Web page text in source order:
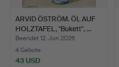
ARVID ÖSTRÖM. ÖL AUF
HOLZTAFEL, "Bukett", …
Beendet 12. Jun 2026
4 Gebote
43 USD